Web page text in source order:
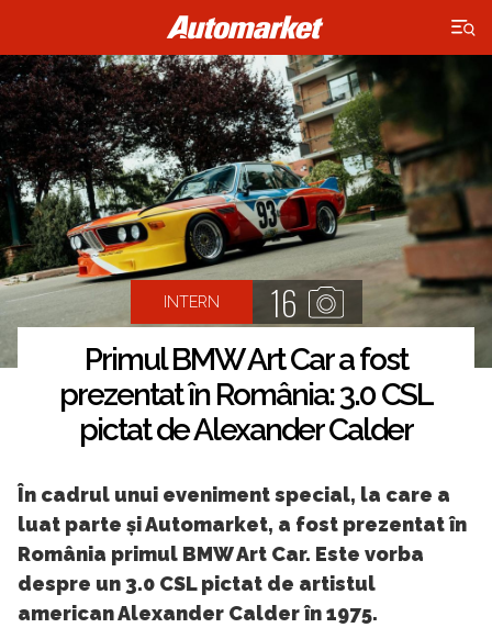
×
INTERN 16
Primul BMW Art Car a fost
prezentat în România: 3.0 CSL
pictat de Alexander Calder
În cadrul unui eveniment special, la care a
luat parte și Automarket, a fost prezentat în
România primul BMW Art Car. Este vorba
despre un 3.0 CSL pictat de artistul
american Alexander Calder în 1975.